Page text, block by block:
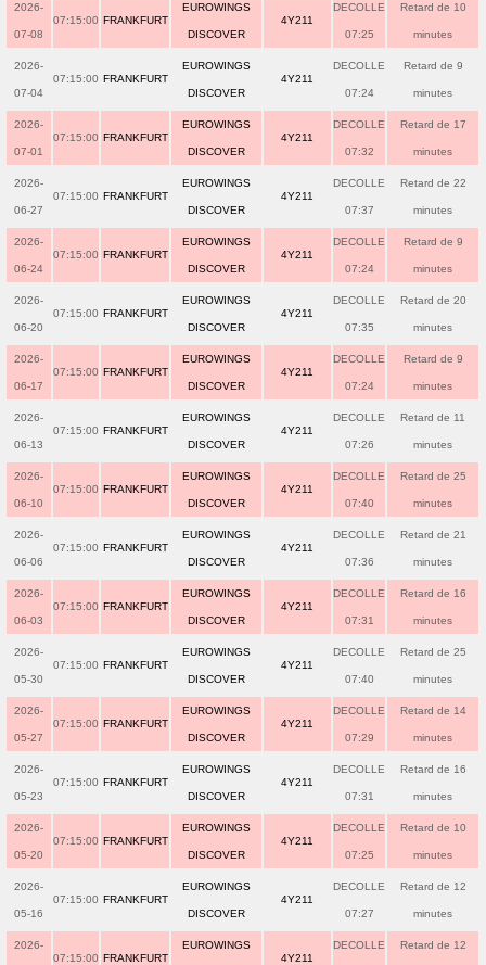
2026-
07-08
07:15:00 FRANKFURT
EUROWINGS
DISCOVER
4Y211
DECOLLE
07:25
Retard de 10
minutes
2026-
07-04
07:15:00 FRANKFURT
EUROWINGS
DISCOVER
4Y211
DECOLLE
07:24
Retard de 9
minutes
2026-
07-01
07:15:00 FRANKFURT
EUROWINGS
DISCOVER
4Y211
DECOLLE
07:32
Retard de 17
minutes
2026-
06-27
07:15:00 FRANKFURT
EUROWINGS
DISCOVER
4Y211
DECOLLE
07:37
Retard de 22
minutes
2026-
06-24
07:15:00 FRANKFURT
EUROWINGS
DISCOVER
4Y211
DECOLLE
07:24
Retard de 9
minutes
2026-
06-20
07:15:00 FRANKFURT
EUROWINGS
DISCOVER
4Y211
DECOLLE
07:35
Retard de 20
minutes
2026-
06-17
07:15:00 FRANKFURT
EUROWINGS
DISCOVER
4Y211
DECOLLE
07:24
Retard de 9
minutes
2026-
06-13
07:15:00 FRANKFURT
EUROWINGS
DISCOVER
4Y211
DECOLLE
07:26
Retard de 11
minutes
2026-
06-10
07:15:00 FRANKFURT
EUROWINGS
DISCOVER
4Y211
DECOLLE
07:40
Retard de 25
minutes
2026-
06-06
07:15:00 FRANKFURT
EUROWINGS
DISCOVER
4Y211
DECOLLE
07:36
Retard de 21
minutes
2026-
06-03
07:15:00 FRANKFURT
EUROWINGS
DISCOVER
4Y211
DECOLLE
07:31
Retard de 16
minutes
2026-
05-30
07:15:00 FRANKFURT
EUROWINGS
DISCOVER
4Y211
DECOLLE
07:40
Retard de 25
minutes
2026-
05-27
07:15:00 FRANKFURT
EUROWINGS
DISCOVER
4Y211
DECOLLE
07:29
Retard de 14
minutes
2026-
05-23
07:15:00 FRANKFURT
EUROWINGS
DISCOVER
4Y211
DECOLLE
07:31
Retard de 16
minutes
2026-
05-20
07:15:00 FRANKFURT
EUROWINGS
DISCOVER
4Y211
DECOLLE
07:25
Retard de 10
minutes
2026-
05-16
07:15:00 FRANKFURT
EUROWINGS
DISCOVER
4Y211
DECOLLE
07:27
Retard de 12
minutes
2026-
07:15:00 FRANKFURT
EUROWINGS
4Y211
DECOLLE Retard de 12